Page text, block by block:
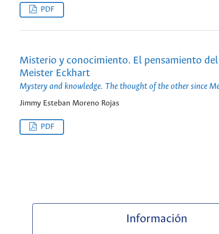
PDF
Misterio y conocimiento. El pensamiento
Meister Eckhart
Mystery and knowledge. The thought of the other since
Jimmy Esteban Moreno Rojas
PDF
Información